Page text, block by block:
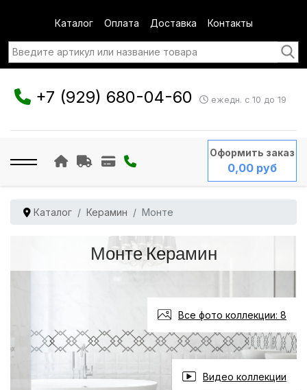
Каталог Оплата Доставка Контакты
+7 (929) 680-04-60 ежедн. с 10 до 19
Оформить заказ
0,00 руб
Каталог Керамин Монте
Монте Керамин
Все фото коллекции: 8
Видео коллекции